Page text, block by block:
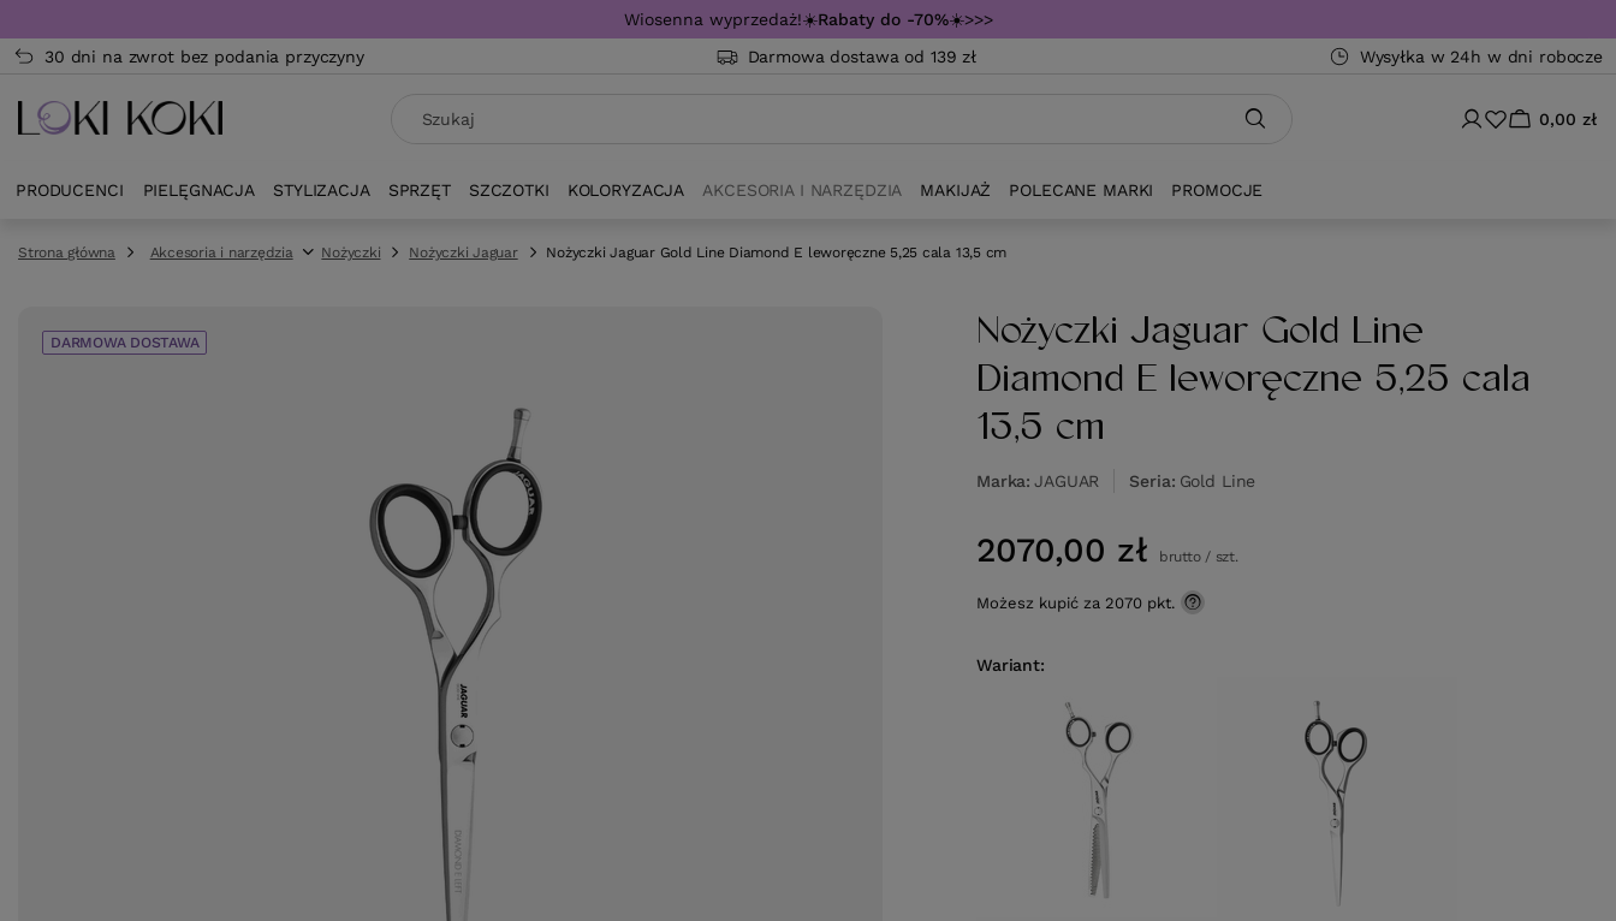
Wiosenna wyprzedaż!☀️Rabaty do -70%☀️>>>
30 dni na zwrot bez podania przyczyny
Darmowa dostawa od 139 zł Wysyłka w 24h w dni robocze
0,00 zł
PRODUCENCI PIELĘGNACJA STYLIZACJA SPRZĘT SZCZOTKI KOLORYZACJA AKCESORIA I NARZĘDZIA MAKIJAŻ POLECANE MARKI PROMOCJE
Strona główna Akcesoria i narzędzia Nożyczki Nożyczki Jaguar Nożyczki Jaguar Gold Line Diamond E leworęczne 5,25 cala 13,5 cm
DARMOWA DOSTAWA
Nożyczki Jaguar Gold Line
Diamond E leworęczne 5,25 cala
13,5 cm
Marka JAGUAR Seria Gold Line
Wariant
2070,00 zł brutto/ szt.
Możesz kupić za 2070 pkt.